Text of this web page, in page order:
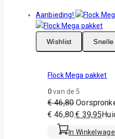
Aanbieding!
Wishlist
Flock Mega pakket
0van de 5
€46,80
€ 46,80.€ 39,95
In